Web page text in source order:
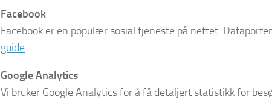
Facebook
Facebook er en populær sosial tjeneste på nettet.
guide.
Google Analytics
Vi bruker Google Analytics for å få detaljert statistikk for